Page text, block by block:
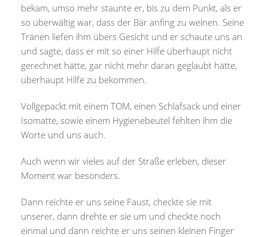
bekam, umso mehr staunte er, bis zu dem Punkt, als er
so überwältig war, dass der Bär anfing zu weinen. Seine
Tränen liefen ihm übers Gesicht und er schaute uns an
und sagte, dass er mit so einer Hilfe überhaupt nicht
gerechnet hätte, gar nicht mehr daran geglaubt hätte,
überhaupt Hilfe zu bekommen.
Vollgepackt mit einem TOM, einen Schlafsack und einer
Isomatte, sowie einem Hygienebeutel fehlten ihm die
Worte und uns auch.
Auch wenn wir vieles auf der Straße erleben, dieser
Moment war besonders.
Dann reichte er uns seine Faust, checkte sie mit
unserer, dann drehte er sie um und checkte noch
einmal und dann reichte er uns seinen kleinen Finger